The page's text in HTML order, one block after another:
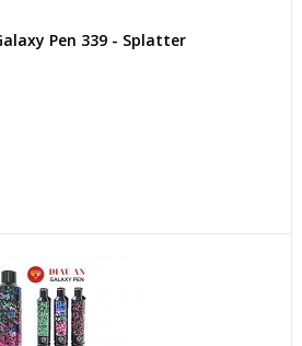
Pen 339 - Splatter